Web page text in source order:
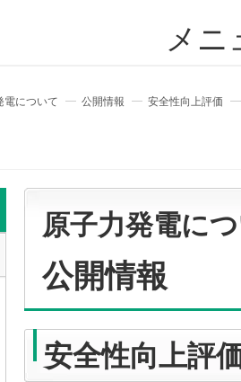
メニ
電について 公開情報 安全性向上評価
原子力発電に
公開情報
安全性向上評